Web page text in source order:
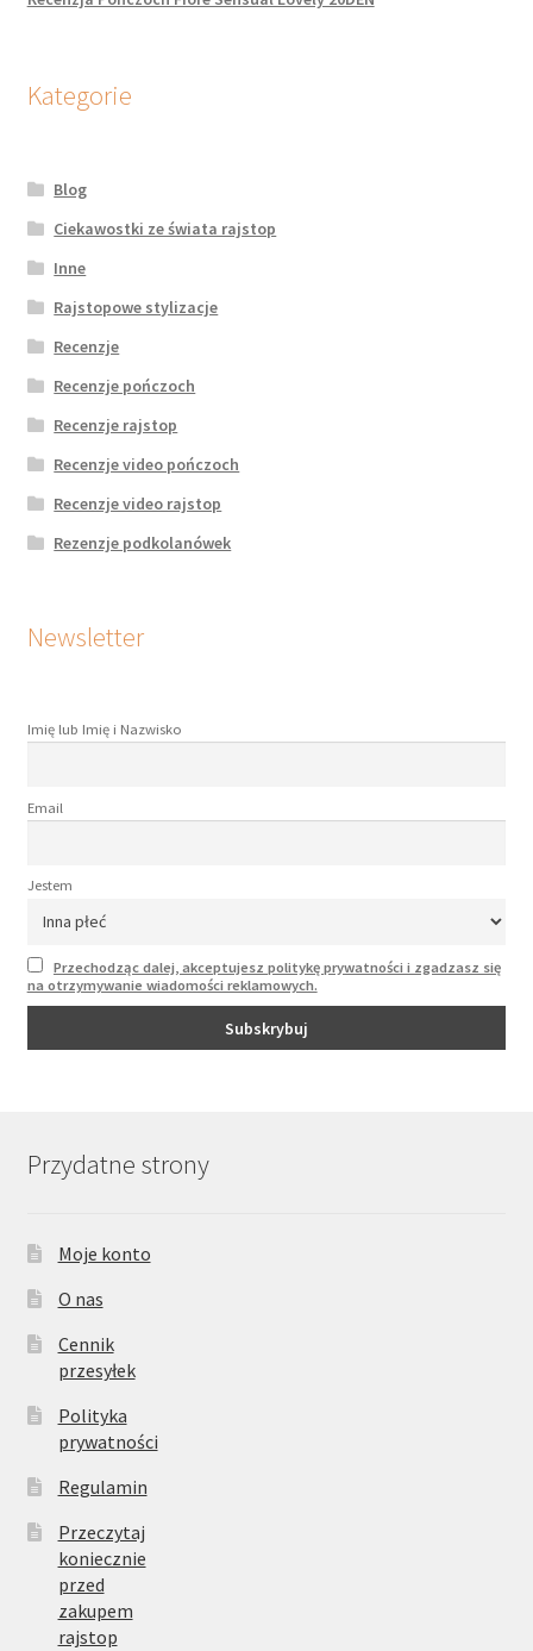
Kategorie
Blog
Ciekawostki ze świata rajstop
Inne
Rajstopowe stylizacje
Recenzje
Recenzje pończoch
Recenzje rajstop
Recenzje video pończoch
Recenzje video rajstop
Rezenzje podkolanówek
Newsletter
Imię lub Imię i Nazwisko
Email
Jestem
Przechodząc dalej, akceptujesz politykę prywatności i zgadzasz się
na otrzymywanie wiadomości reklamowych.
Przydatne strony
Moje konto
O nas
Cennik
przesyłek
Polityka
prywatności
Regulamin
Przeczytaj
koniecznie
przed
zakupem
rajstop